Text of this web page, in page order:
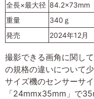
全長×最大径 84.2×73mm
重量
340ｇ
発売
2024年12月
撮影できる画角に関し
の規格の違いについて
サイズ機のセンサーサ
「24mmx35mm」で